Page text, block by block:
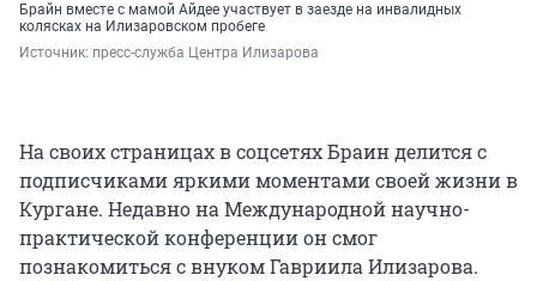
Брайн вместе с мамой Айдее участвует в заезде на инвалидных
колясках на Илизаровском пробеге
Источник: пресс-служба Центра Илизарова
На своих страницах в соцсетях Браин делится с
подписчиками яркими моментами своей жизни в
Кургане. Недавно на Международной научно-
практической конференции он смог
познакомиться с внуком Гавриила Илизарова.